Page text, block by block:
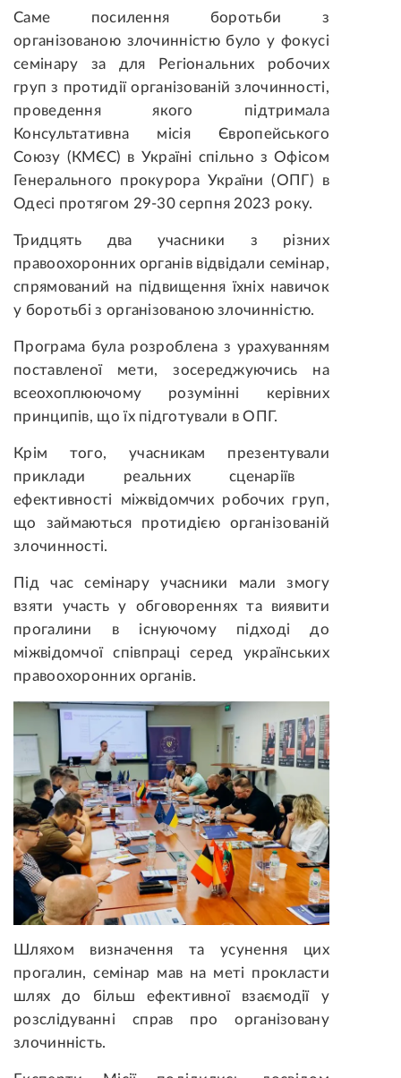
Саме посилення боротьби з
організованою злочинністю було у фокусі
семінару за для
Регіональних
робочих
групз протидіїорганізованій злочинності,
проведення якого підтримала
Консультативна місіяЄвропейського
Союзу (КМЄС) в Україні спільно з Офісом
Генерального прокурора України (ОПГ) в
Одесі протягом 29-30 серпня 2023 року.
Тридцять два учасники з різних
правоохоронних органів відвідали семінар,
спрямований на підвищення їхніх навичок
у боротьбі з організованою злочинністю.
Програма була розроблена з урахуванням
поставленої мети, зосереджуючись на
всеохоплюючому розумінні керівних
принципів, що їх підготували в ОПГ.
Крім того, учасникам презентували
приклади реальних сценаріїв
ефективності міжвідомчих робочих груп,
що займаються протидією організованій
злочинності.
Під час семінару учасники мали змогу
взяти участь у обговореннях та виявити
прогалини в існуючому підході до
міжвідомчої співпрацісеред українських
правоохоронних органів.
Шляхом визначення та усунення цих
прогалин,семінар мав на меті прокласти
шлях до більш ефективної взаємодіїу
розслідуванні справ про організовану
злочинність.